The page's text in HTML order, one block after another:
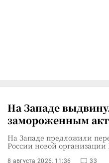
На Западе
замороженным
На Западе предложили
России новой организации
8 августа 2026, 11:36 33